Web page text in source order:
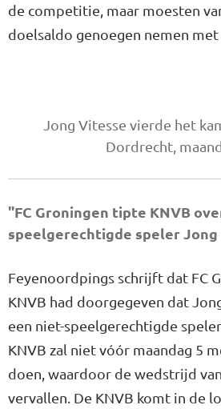
de competitie, maar moesten
doelsaldo genoegen nemen
Jong Vitesse vierde het
Dordrecht,
"FC Groningen tipte KNVB
speelgerechtigde speler
Feyenoordpings schrijft dat FC
KNVB had doorgegeven dat
een niet-speelgerechtigde
KNVB zal niet vóór maandag 5
doen, waardoor de wedstrijd
vervallen. De KNVB komt in de